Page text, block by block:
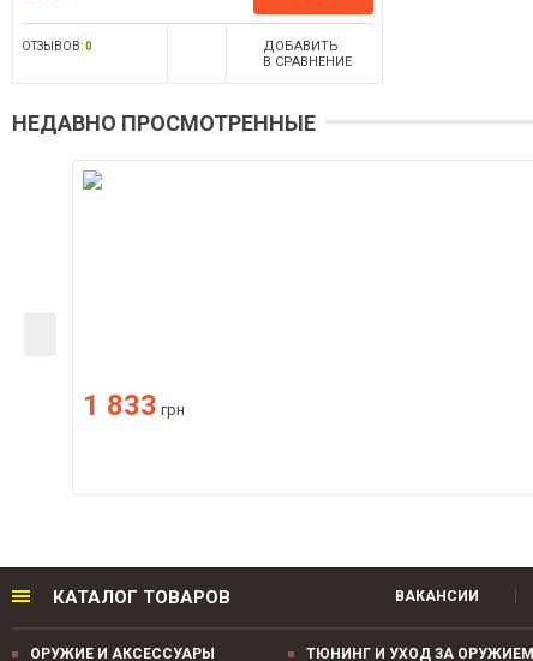
ОТЗЫВОВ:0
ДОБАВИТЬ
В СРАВНЕНИЕ
НЕДАВНО ПРОСМОТРЕННЫЕ
1 833 грн
КАТАЛОГ ТОВАРОВ ВАКАНСИИ
ОРУЖИЕ И АКСЕССУАРЫ ТЮНИНГ И УХОД ЗА ОРУЖИЕМ